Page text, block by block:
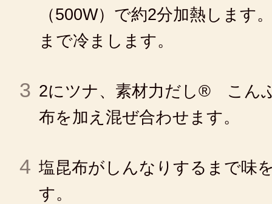
（500W）で約2分加熱します
まで冷まします。
3 2にツナ、素材力だし® こん
布を加え混ぜ合わせます。
4 塩昆布がしんなりするまで味
す。